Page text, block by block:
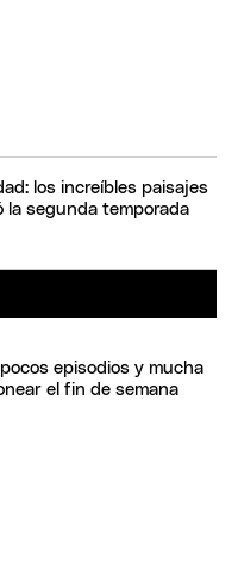
los increíbles paisajes
la segunda temporada
episodios y mucha
el fin de semana